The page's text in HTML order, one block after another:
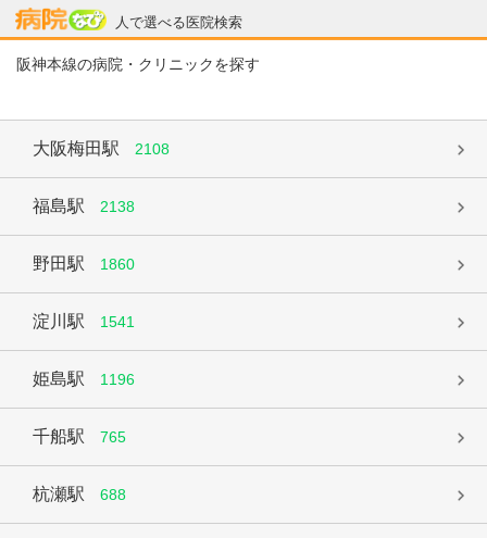
人で選べる医院検索
病院なび
阪神本線の病院・クリニックを探す
大阪梅田駅 2108
福島駅 2138
野田駅 1860
淀川駅 1541
姫島駅 1196
千船駅 765
杭瀬駅 688